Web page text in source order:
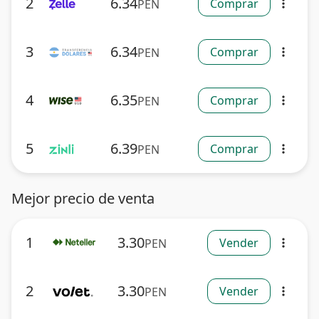
PEN Comprar more_vert
3 6.34PEN Comprar more_vert
4 6.35PEN Comprar more_vert
5 6.39PEN Comprar more_vert
Mejor precio de venta
1 3.30PEN Vender more_vert
2 3.30PEN Vender more_vert